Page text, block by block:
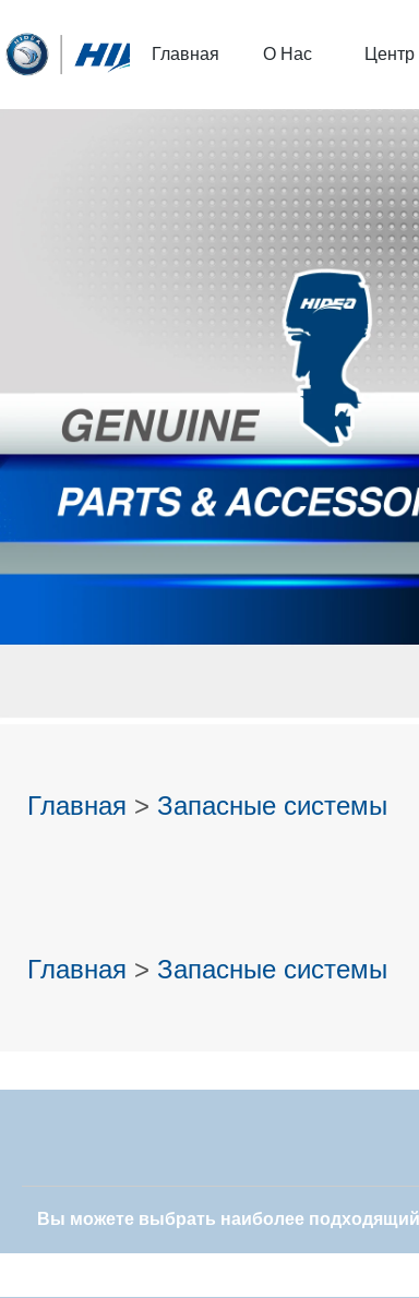
Главная > Запасные системы
Главная О Нас Центр
Главная > Запасные системы
Вы можете выбрать наиболее подходящий